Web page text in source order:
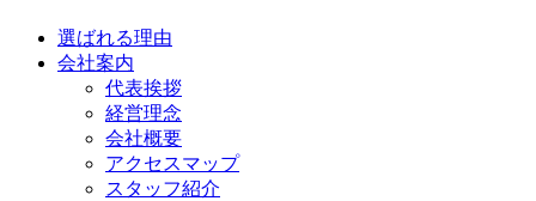
選ばれる理由
会社案内
代表挨拶
経営理念
会社概要
アクセスマップ
スタッフ紹介